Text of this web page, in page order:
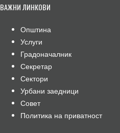
ВАЖНИ ЛИНКОВИ
Општина
Услуги
Градоначалник
Секретар
Сектори
Урбани заедници
Совет
Политика на приватност